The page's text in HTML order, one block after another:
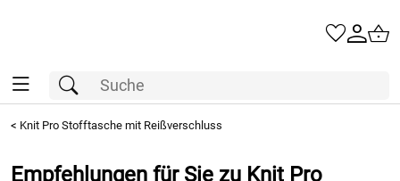
< Knit Pro Stofftasche mit Reißverschluss
Empfehlungen für Sie zu Knit Pro